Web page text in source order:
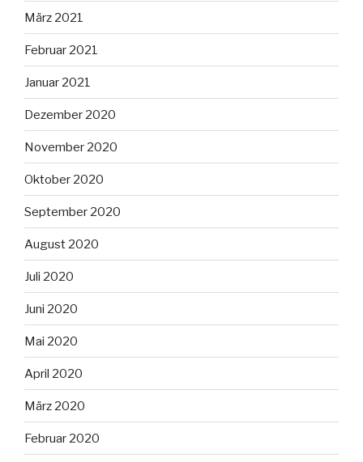
März 2021
Februar 2021
Januar 2021
Dezember 2020
November 2020
Oktober 2020
September 2020
August 2020
Juli 2020
Juni 2020
Mai 2020
April 2020
März 2020
Februar 2020